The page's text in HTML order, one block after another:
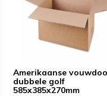
Amerikaanse
dubbele golf
585x385x270mm